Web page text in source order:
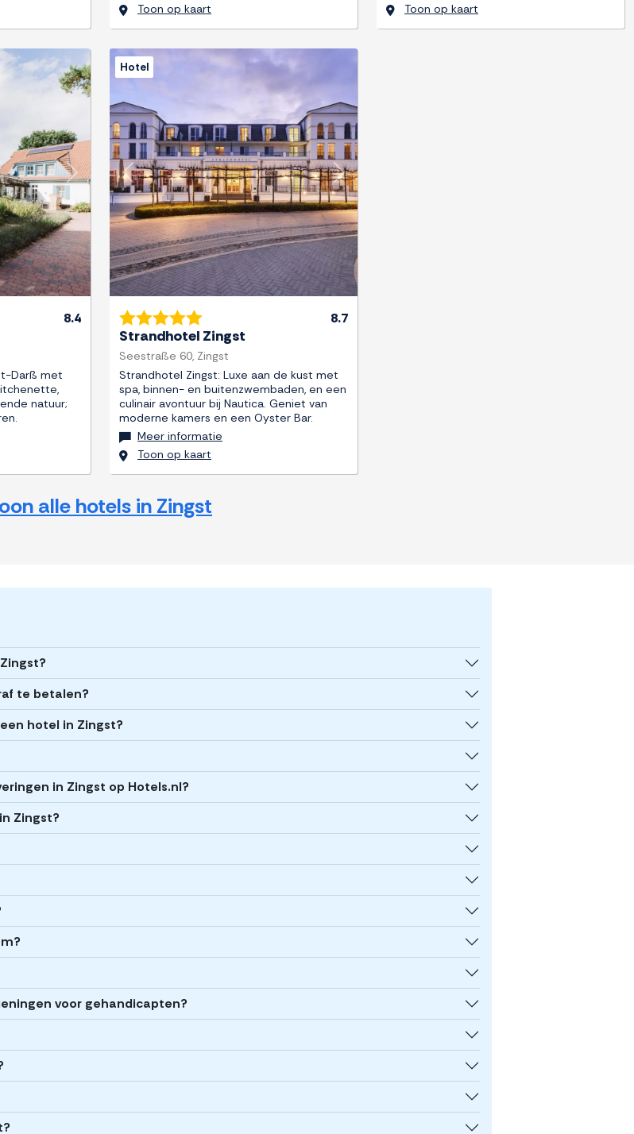
Toon op kaart
Toon op kaart
Next
8.4
Darß met
natuur;
Previous Next
Hotel
8.7
Strandhotel Zingst
Seestraße 60, Zingst
Strandhotel Zingst: Luxe aan de kust met
spa, binnen- en buitenzwembaden, en een
culinair avontuur bij Nautica. Geniet van
moderne kamers en een Oyster Bar.
Meer informatie
Toon op kaart
alle hotels in Zingst
te betalen?
hotel in Zingst?
in Zingst op Hotels.nl?
Zingst?
voor gehandicapten?